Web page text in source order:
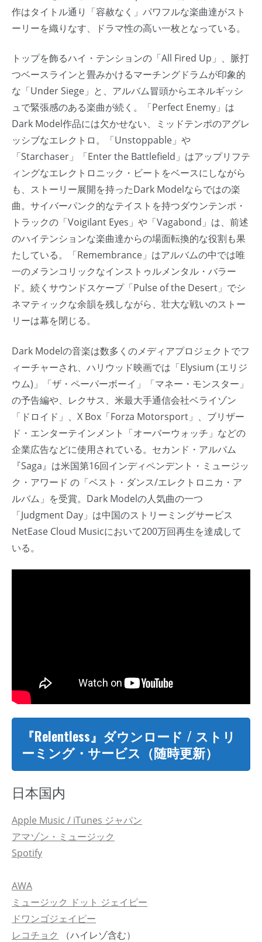
作はタイトル通り「容赦なく」パワフルな楽曲達がスト
ーリーを織りなす、ドラマ性の高い一枚となっている。
トップを飾るハイ・テンションの「All Fired Up」、脈打
つベースラインと畳みかけるマーチングドラムが印象的
な「Under Siege」と、アルバム冒頭からエネルギッシ
ュで緊張感のある楽曲が続く。「Perfect Enemy」は
Dark Model作品には欠かせない、ミッドテンポのアグレ
ッシブなエレクトロ。「Unstoppable」や
「Starchaser」「Enter the Battlefield」はアップリフテ
ィングなエレクトロニック・ビートをベースにしながら
も、ストーリー展開を持ったDark Modelならではの楽
曲。サイバーパンク的なテイストを持つダウンテンポ・
トラックの「Voigilant Eyes」や「Vagabond」は、前述
のハイテンションな楽曲達からの場面転換的な役割も果
たしている。「Remembrance」はアルバムの中では唯
一のメランコリックなインストゥルメンタル・バラー
ド。続くサウンドスケープ「Pulse of the Desert」でシ
ネマティックな余韻を残しながら、壮大な戦いのストー
リーは幕を閉じる。
Dark Modelの音楽は数多くのメディアプロジェクトでフ
ィーチャーされ、ハリウッド映画では「Elysium (エリジ
ウム)」「ザ・ペーパーボーイ」「マネー・モンスター」
の予告編や、レクサス、米最大手通信会社ベライゾン
「ドロイド」、X Box「Forza Motorsport」、ブリザー
ド・エンターテインメント「オーバーウォッチ」などの
企業広告などに使用されている。セカンド・アルバム
『Saga』は米国第16回インディペンデント・ミュージッ
ク・アワード の「ベスト・ダンス/エレクトロニカ・ア
ルバム」を受賞。Dark Modelの人気曲の一つ
「Judgment Day」は中国のストリーミングサービス
NetEase Cloud Musicにおいて200万回再生を達成して
いる。
『Relentless』ダウンロード / ストリ
ーミング・サービス（随時更新）
日本国内
Apple Music / iTunes ジャパン
アマゾン・ミュージック
Spotify
AWA
ミュージック ドット ジェイピー
ドワンゴジェイピー
レコチョク
（ハイレゾ含む）